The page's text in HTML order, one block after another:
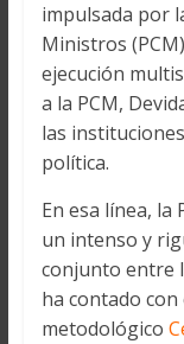
impulsada por
Ministros
ejecución
a la PCM,
las
política.
En esa línea, la
un intenso y
conjunto entre
ha contado
metodológico